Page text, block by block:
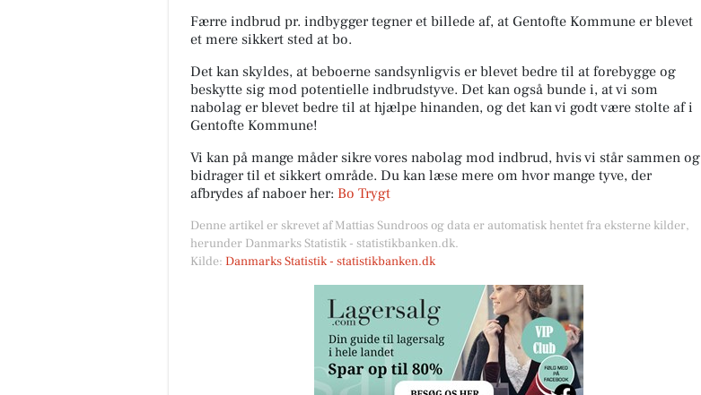
Færre indbrud pr. indbygger tegner et billede af, at Gentofte Kommune er blevet
et mere sikkert sted at bo.
Det kan skyldes, at beboerne sandsynligvis er blevet bedre til at forebygge og
beskytte sig mod potentielle indbrudstyve. Det kan også bunde i, at vi som
nabolag er blevet bedre til at hjælpe hinanden, og det kan vi godt være stolte af i
Gentofte Kommune!
Vi kan på mange måder sikre vores nabolag mod indbrud, hvis vi står sammen og
bidrager til et sikkert område. Du kan læse mere om hvor mange tyve, der
afbrydes af naboer her: Bo Trygt
Denne artikel er skrevet af Mattias Sundroos og data er automatisk hentet fra eksterne kilder,
herunder Danmarks Statistik - statistikbanken.dk.
Kilde: Danmarks Statistik - statistikbanken.dk